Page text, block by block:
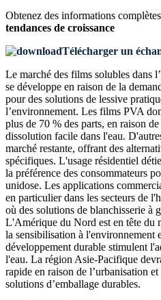
Obtenez des informations
tendances de croissance
Télécharger un
Le marché des films solubles dans
se développe en raison de la
pour des solutions de lessive
l’environnement. Les films PVA
plus de 70 % des parts, en raison
dissolution facile dans l'eau.
marché restante, offrant des
spécifiques. L'usage résidentiel
la préférence des consommateurs
unidose. Les applications
en particulier dans les secteurs de
où des solutions de blanchisserie à
L'Amérique du Nord est en tête du
la sensibilisation à l'environnement
développement durable stimulent
l'eau. La région Asie-Pacifique
rapide en raison de l’urbanisation
solutions d’emballage durables.